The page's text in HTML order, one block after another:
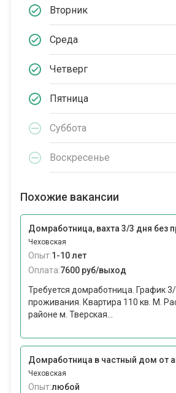
Вторник
Среда
Четверг
Пятница
Суббота
Воскресенье
Похожие вакансии
Домработница, вахта 3/3 дня без
Чеховская
Опыт:1-10 лет
Оплата:7600 руб/выход
Требуется домработница. График
проживания. Квартира 110 кв. М.
районе м. Тверская...
Домработница в частный дом от
Чеховская
Опыт:любой